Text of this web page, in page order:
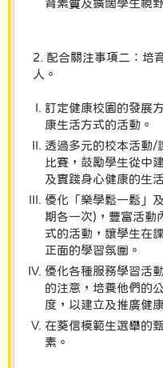
育素質及擴闊學生視野
2. 配合關注事項二：培
人。
訂定健康校園的發展
康生活方式的活動。
透過多元的校本活動/
比賽，鼓勵學生從中
及實踐身心健康的生
優化「樂學鬆一鬆」
期各一次)，豐富活動
式的活動，讓學生在
正面的學習氛圍。
優化各種服務學習活
的注意，培養他們的
度，以建立及推廣健
在葵信模範生選舉的
素。